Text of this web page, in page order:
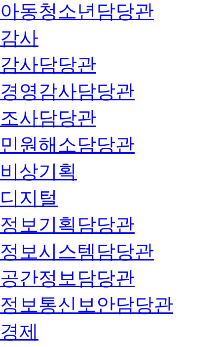
아동청소년담당관
감사
감사담당관
경영감사담당관
조사담당관
민원해소담당관
비상기획
디지털
정보기획담당관
정보시스템담당관
공간정보담당관
정보통신보안담당관
경제